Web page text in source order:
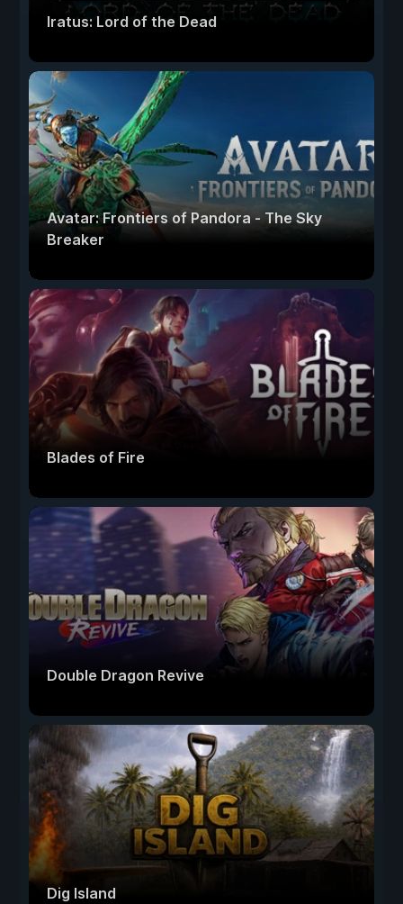
Iratus: Lord of the Dead
Avatar: Frontiers of Pandora - The Sky
Breaker
Blades of Fire
Double Dragon Revive
Dig Island